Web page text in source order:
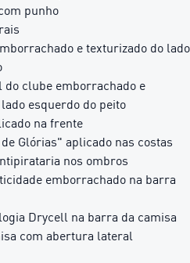
punho
e texturizado do lado
do clube emborrachado e
esquerdo do peito
na frente
Glórias" aplicado nas costas
nos ombros
emborrachado na barra
Drycell na barra da camisa
com abertura lateral